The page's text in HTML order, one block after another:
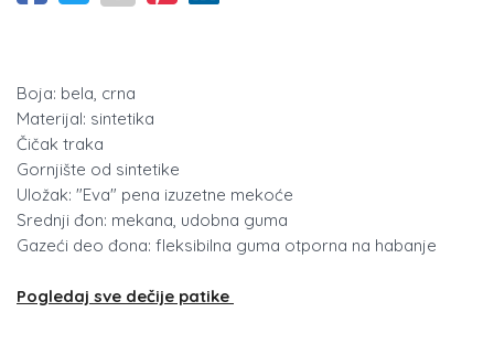
Boja: bela, crna
Materijal: sintetika
Čičak traka
Gornjište od sintetike
Uložak: "Eva" pena izuzetne mekoće
Srednji đon: mekana, udobna guma
Gazeći deo đona: fleksibilna guma otporna na habanje
Pogledaj sve dečije patike